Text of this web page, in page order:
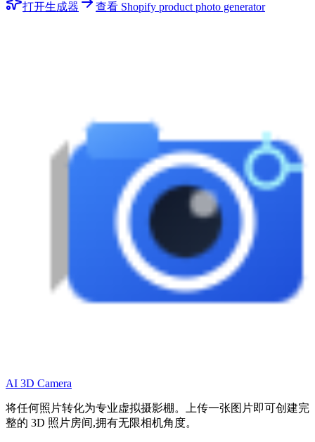
打开生成器 查看 Shopify product photo generator
AI 3D Camera
将任何照片转化为专业虚拟摄影棚。上传一张图片即可创建完
整的 3D 照片房间,拥有无限相机角度。